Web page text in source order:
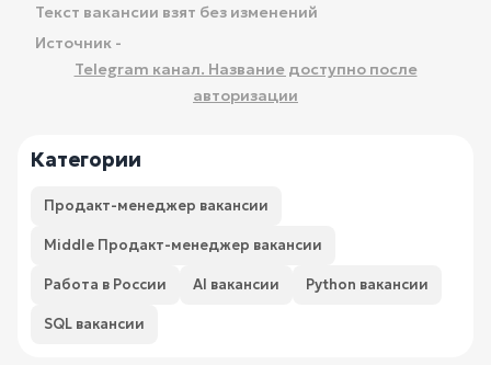
Текст вакансии взят без изменений
Источник -
Telegram канал. Название доступно после
авторизации
Категории
Продакт-менеджер вакансии
Middle Продакт-менеджер вакансии
Работа в России AI вакансии Python вакансии
SQL вакансии